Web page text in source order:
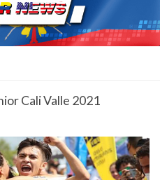
Cali Valle 2021